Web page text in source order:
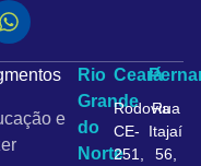
e
Rio
Grande
do
Norte
Ceará
Rodovia
CE-
251,
Rua
Itajaí
56,